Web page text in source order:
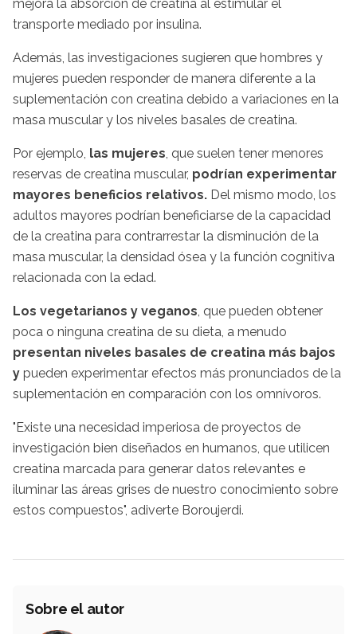
mejora la absorción de creatina al estimular el
transporte mediado por insulina.
Además, las investigaciones sugieren que hombres y
mujeres pueden responder de manera diferente a la
suplementación con creatina debido a variaciones en la
masa muscular y los niveles basales de creatina.
Por ejemplo, las mujeres, que suelen tener menores
reservas de creatina muscular, podrían experimentar
mayores beneficios relativos. Del mismo modo, los
adultos mayores podrían beneficiarse de la capacidad
de la creatina para contrarrestar la disminución de la
masa muscular, la densidad ósea y la función cognitiva
relacionada con la edad.
Los vegetarianos y veganos, que pueden obtener
poca o ninguna creatina de su dieta, a menudo
presentan niveles basales de creatina más bajos
y pueden experimentar efectos más pronunciados de la
suplementación en comparación con los omnívoros.
"Existe una necesidad imperiosa de proyectos de
investigación bien diseñados en humanos, que utilicen
creatina marcada para generar datos relevantes e
iluminar las áreas grises de nuestro conocimiento sobre
estos compuestos", adiverte Boroujerdi.
Sobre el autor